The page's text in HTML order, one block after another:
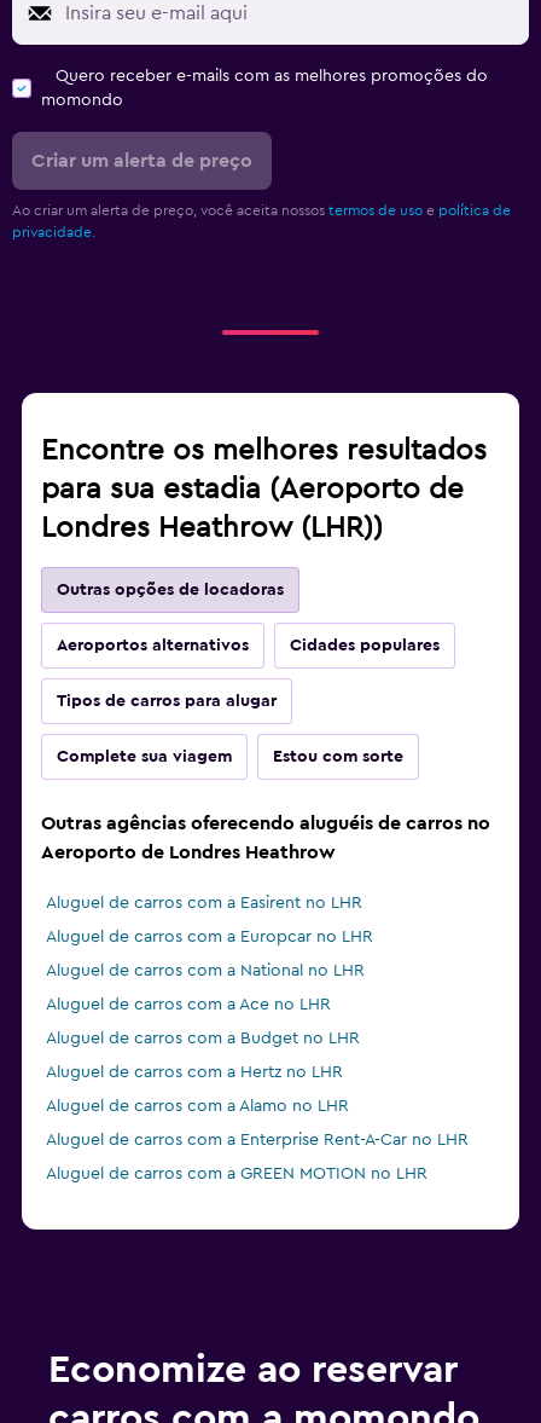
Quero receber e-mails com as melhores promoções do
momondo
Criar um alerta de preço
Ao criar um alerta de preço, você aceita nossos termos de uso e política de
privacidade.
Encontre os melhores resultados
para sua estadia (Aeroporto de
Londres Heathrow (LHR))
Outras opções de locadoras
Aeroportos alternativos Cidades populares
Tipos de carros para alugar
Complete sua viagem Estou com sorte
Outras agências oferecendo aluguéis de carros no
Aeroporto de Londres Heathrow
Aluguel de carros com a Easirent no LHR
Aluguel de carros com a Europcar no LHR
Aluguel de carros com a National no LHR
Aluguel de carros com a Ace no LHR
Aluguel de carros com a Budget no LHR
Aluguel de carros com a Hertz no LHR
Aluguel de carros com a Alamo no LHR
Aluguel de carros com a Enterprise Rent-A-Car no LHR
Aluguel de carros com a GREEN MOTION no LHR
Economize ao reservar